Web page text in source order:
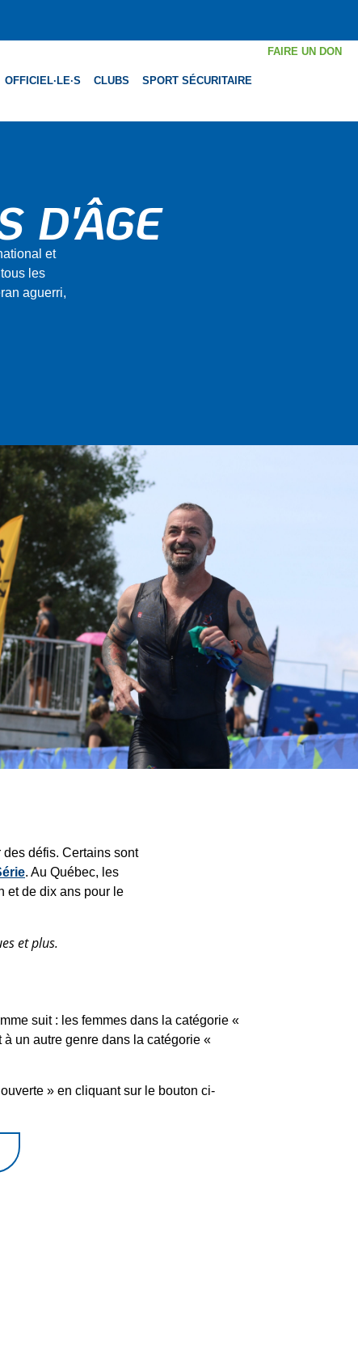
OFFICIEL·LE·S CLUBS SPORT SÉCURITAIRE
FAIRE UN DON
D'ÂGE
et
les
aguerri,
défis. Certains sont
. Au Québec, les
et de dix ans pour le
et plus.
suit : les femmes dans la catégorie «
un autre genre dans la catégorie «
» en cliquant sur le bouton ci-